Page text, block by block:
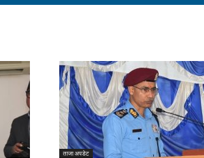
ताजा अपडेट